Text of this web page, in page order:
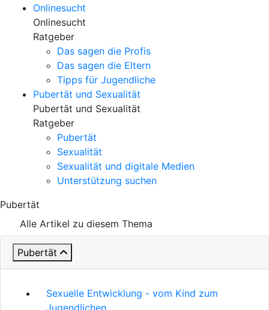
Onlinesucht
Onlinesucht
Ratgeber
Das sagen die Profis
Das sagen die Eltern
Tipps für Jugendliche
Pubertät und Sexualität
Pubertät und Sexualität
Ratgeber
Pubertät
Sexualität
Sexualität und digitale Medien
Unterstützung suchen
Pubertät
Alle Artikel zu diesem Thema
Pubertät
Sexuelle Entwicklung - vom Kind zum
Jugendlichen